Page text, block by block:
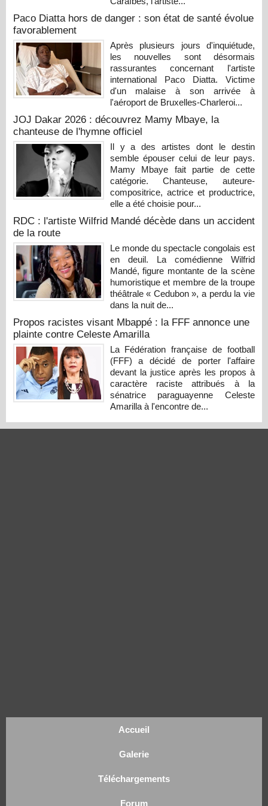
Paco Diatta hors de danger : son état de santé évolue
favorablement
Après plusieurs jours d'inquiétude,
les nouvelles sont désormais
rassurantes concernant l'artiste
international Paco Diatta. Victime
d'un malaise à son arrivée à
l'aéroport de Bruxelles-Charleroi...
JOJ Dakar 2026 : découvrez Mamy Mbaye, la
chanteuse de l'hymne officiel
Il y a des artistes dont le destin
semble épouser celui de leur pays.
Mamy Mbaye fait partie de cette
catégorie. Chanteuse, auteure-
compositrice, actrice et productrice,
elle a été choisie pour...
RDC : l'artiste Wilfrid Mandé décède dans un accident
de la route
Le monde du spectacle congolais est
en deuil. La comédienne Wilfrid
Mandé, figure montante de la scène
humoristique et membre de la troupe
théâtrale « Cedubon », a perdu la vie
dans la nuit de...
Propos racistes visant Mbappé : la FFF annonce une
plainte contre Celeste Amarilla
La Fédération française de football
(FFF) a décidé de porter l'affaire
devant la justice après les propos à
caractère raciste attribués à la
sénatrice paraguayenne Celeste
Amarilla à l'encontre de...
Accueil
Galerie
Téléchargements
Forum